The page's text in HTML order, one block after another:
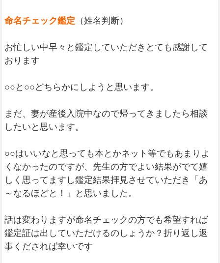
命名チェック鑑定 （姓名判断）
お忙しい中早々と鑑定していただきとても感謝して
おります
○○と○○どちらかにしようと思います。
まだ、妻が産後入院中なので帰ってきましたら相談
したいと思います。
○○はいいなと思っても本とかネット等でもあまりよ
くなかったのですが、先生の方でよい結果がでて嬉
しく思ってますし鑑定結果拝見させていただき「あ
～なるほどと！」と思いました。
話は変わりますが命名チェックの方でも希望すれば
鑑定証は出していただけるのしょうか？折り返し返
事くだされば幸いです